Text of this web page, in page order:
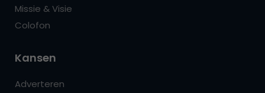
Missie & Visie
Colofon
Kansen
Adverteren